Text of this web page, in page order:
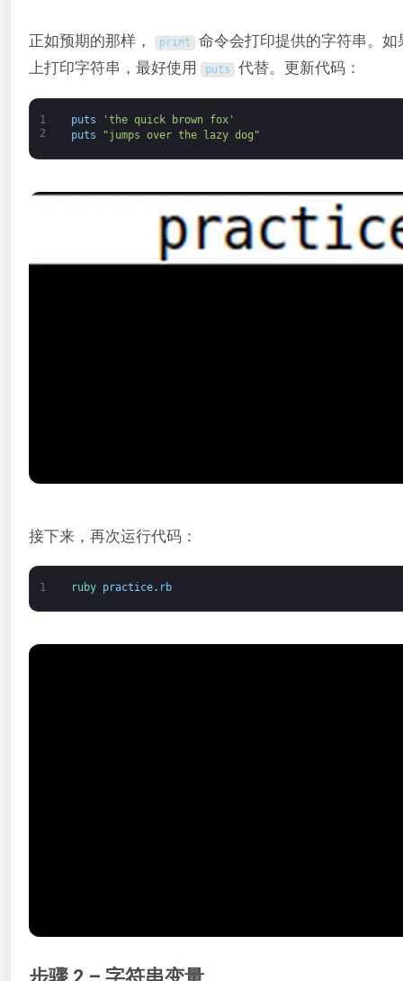
正如预期的那样， print 命令会打印提供的字符串。如
上打印字符串，最好使用
puts 代替。更新代码：
1
2
puts
'the quick brown fox'
puts
"jumps over the lazy dog"
接下来，再次运行代码：
1 ruby practice. rb